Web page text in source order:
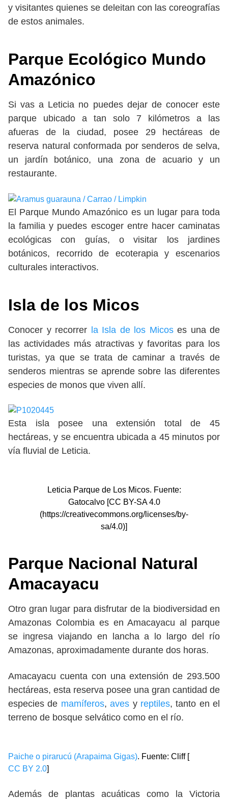
y visitantes quienes se deleitan con las coreografías
de estos animales.
Parque Ecológico Mundo
Amazónico
Si vas a Leticia no puedes dejar de conocer este
parque ubicado a tan solo 7 kilómetros a las
afueras de la ciudad, posee 29 hectáreas de
reserva natural conformada por senderos de selva,
un jardín botánico, una zona de acuario y un
restaurante.
El Parque Mundo Amazónico es un lugar para toda
la familia y puedes escoger entre hacer caminatas
ecológicas con guías, o visitar los jardines
botánicos, recorrido de ecoterapia y escenarios
culturales interactivos.
Isla de los Micos
Conocer y recorrer la Isla de los Micoses una de
las actividades más atractivas y favoritas para los
turistas, ya que se trata de caminar a través de
senderos mientras se aprende sobre las diferentes
especies de monos que viven allí.
Esta isla posee una extensión total de 45
hectáreas, y se encuentra ubicada a 45 minutos por
vía fluvial de Leticia.
Leticia Parque de Los Micos. Fuente:
Gatocalvo [CC BY-SA 4.0
(https://creativecommons.org/licenses/by-
sa/4.0)]
Parque Nacional Natural
Amacayacu
Otro gran lugar para disfrutar de la biodiversidad en
Amazonas Colombia es en Amacayacu al parque
se ingresa viajando en lancha a lo largo del río
Amazonas, aproximadamente durante dos horas.
Amacayacu cuenta con una extensión de 293.500
hectáreas, esta reserva posee una gran cantidad de
especies de mamíferos,aves y reptiles, tanto en el
terreno de bosque selvático como en el río.
Paiche o pirarucú (Arapaima Gigas). Fuente: Cliff [
CC BY 2.0]
Además de plantas acuáticas como la Victoria